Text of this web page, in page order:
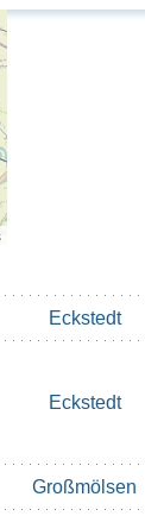
Eckstedt
Eckstedt
Großmölsen